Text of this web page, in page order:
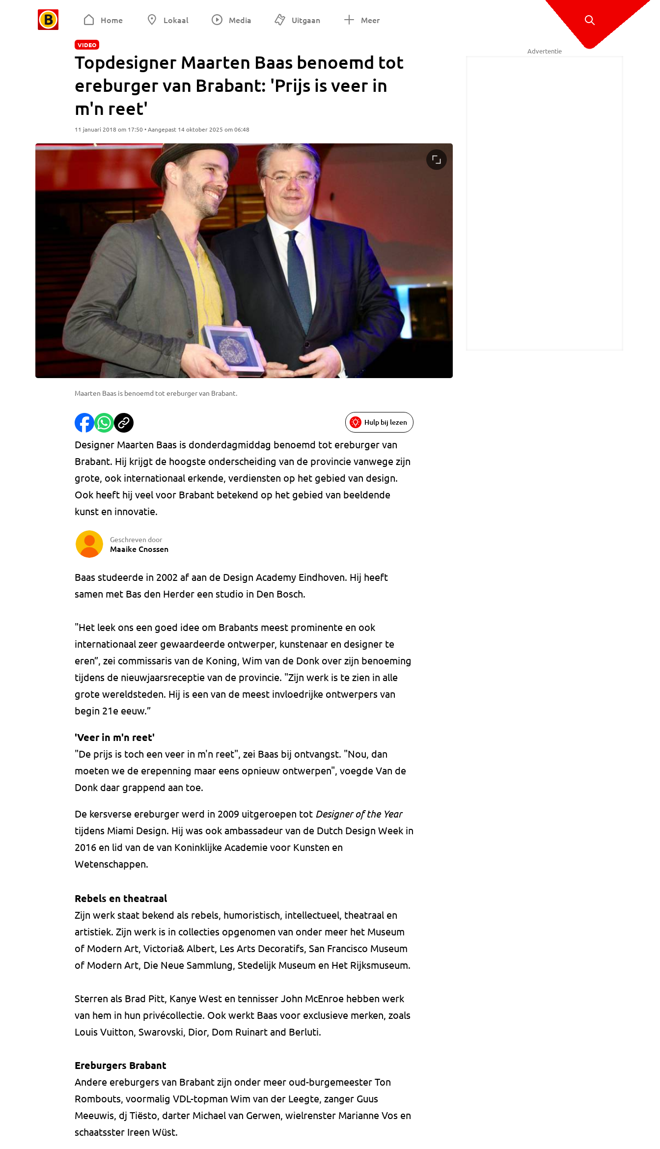
Home Lokaal Media Uitgaan Meer
VIDEO
Topdesigner Maarten Baas benoemd tot
ereburger van Brabant: 'Prijs is veer in
m'n reet'
11 januari 2018 om 17:50 • Aangepast 14 oktober 2025 om 06:48
Maarten Baas is benoemd tot ereburger van Brabant.
Hulp bij lezen
Designer Maarten Baas is donderdagmiddag benoemd tot ereburger van
Brabant. Hij krijgt de hoogste onderscheiding van de provincie vanwege zijn
grote, ook internationaal erkende, verdiensten op het gebied van design.
Ook heeft hij veel voor Brabant betekend op het gebied van beeldende
kunst en innovatie.
Geschreven door
Maaike Cnossen
Baas studeerde in 2002 af aan de Design Academy Eindhoven. Hij heeft
samen met Bas den Herder een studio in Den Bosch.
"Het leek ons een goed idee om Brabants meest prominente en ook
internationaal zeer gewaardeerde ontwerper, kunstenaar en designer te
eren”, zei commissaris van de Koning, Wim van de Donk over zijn benoeming
tijdens de nieuwjaarsreceptie van de provincie. "Zijn werk is te zien in alle
grote wereldsteden. Hij is een van de meest invloedrijke ontwerpers van
begin 21e eeuw.”
'Veer in m'n reet'
"De prijs is toch een veer in m'n reet", zei Baas bij ontvangst. "Nou, dan
moeten we de erepenning maar eens opnieuw ontwerpen", voegde Van de
Donk daar grappend aan toe.
De kersverse ereburger werd in 2009 uitgeroepen tot Designer of the Year
tijdens Miami Design. Hij was ook ambassadeur van de Dutch Design Week in
2016 en lid van de van Koninklijke Academie voor Kunsten en
Wetenschappen.
Rebels en theatraal
Zijn werk staat bekend als rebels, humoristisch, intellectueel, theatraal en
artistiek. Zijn werk is in collecties opgenomen van onder meer het Museum
of Modern Art, Victoria& Albert, Les Arts Decoratifs, San Francisco Museum
of Modern Art, Die Neue Sammlung, Stedelijk Museum en Het Rijksmuseum.
Sterren als Brad Pitt, Kanye West en tennisser John McEnroe hebben werk
van hem in hun privécollectie. Ook werkt Baas voor exclusieve merken, zoals
Louis Vuitton, Swarovski, Dior, Dom Ruinart and Berluti.
Ereburgers Brabant
Andere ereburgers van Brabant zijn onder meer oud-burgemeester Ton
Rombouts, voormalig VDL-topman Wim van der Leegte, zanger Guus
Meeuwis, dj Tiësto, darter Michael van Gerwen, wielrenster Marianne Vos en
schaatsster Ireen Wüst.
Advertentie